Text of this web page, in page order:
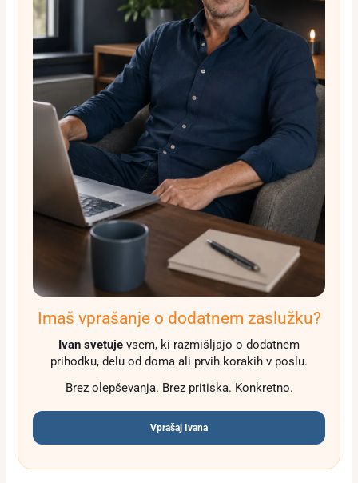
Imaš vprašanje o dodatnem zaslužku?
Ivan svetuje vsem, ki razmišljajo o dodatnem
prihodku, delu od doma ali prvih korakih v poslu.
Brez olepševanja. Brez pritiska. Konkretno.
Vprašaj Ivana